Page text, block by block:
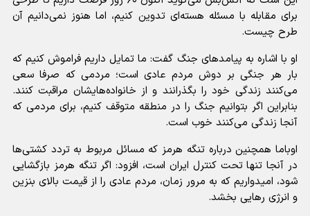
برای مقابله با مسئله هسته‌ای تدوین کنیم، اما هنوز نمی‌دانیم آن
طرح چیست.
او با اشاره به پیامدهای جنگ گفت: ما تمایل داریم فراموش کنیم که
بار هر جنگی بر دوش مردم عادی است؛ مردمی که صرفا سعی
می‌کنند زندگی خود را بگذرانند و از خانواده‌هایشان مراقبت کنند.
بنابراین اگر بتوانیم جنگ را در منطقه متوقف کنیم، برای مردمی که
آنجا زندگی می‌کنند خوب است.
اوباما همچنین درباره تنگه هرمز که مسائل مربوط به تردد کشتی‌ها
در آنجا تنها تحت کنترل ایران است، افزود: اگر تنگه هرمز بازگشایی
شود، امیدواریم که به مرور زمان، مردم عادی را از قیمت بالای بنزین
و انرژی رهایی بخشد.